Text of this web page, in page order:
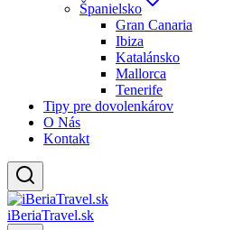
Španielsko
Gran Canaria
Ibiza
Katalánsko
Mallorca
Tenerife
Tipy pre dovolenkárov
O Nás
Kontakt
iBeriaTravel.sk